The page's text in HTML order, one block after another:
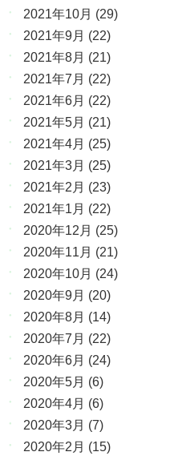
2021年10月 (29)
2021年9月 (22)
2021年8月 (21)
2021年7月 (22)
2021年6月 (22)
2021年5月 (21)
2021年4月 (25)
2021年3月 (25)
2021年2月 (23)
2021年1月 (22)
2020年12月 (25)
2020年11月 (21)
2020年10月 (24)
2020年9月 (20)
2020年8月 (14)
2020年7月 (22)
2020年6月 (24)
2020年5月 (6)
2020年4月 (6)
2020年3月 (7)
2020年2月 (15)